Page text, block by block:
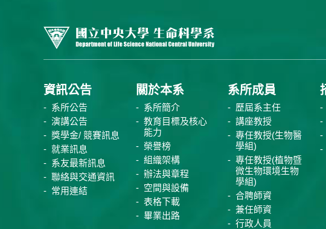
資訊公告
系所公告
演講公告
獎學金/ 競賽訊息
就業訊息
系友最新訊息
聯絡與交通資訊
常用連結
關於本系
系所簡介
教育目標及核心
能力
榮譽榜
組織架構
辦法與章程
空間與設備
表格下載
畢業出路
系所成員
歷屆系主任
講座教授
專任教授(生物醫
學組)
專任教授(植物暨
微生物環境生物
學組)
合聘師資
兼任師資
行政人員